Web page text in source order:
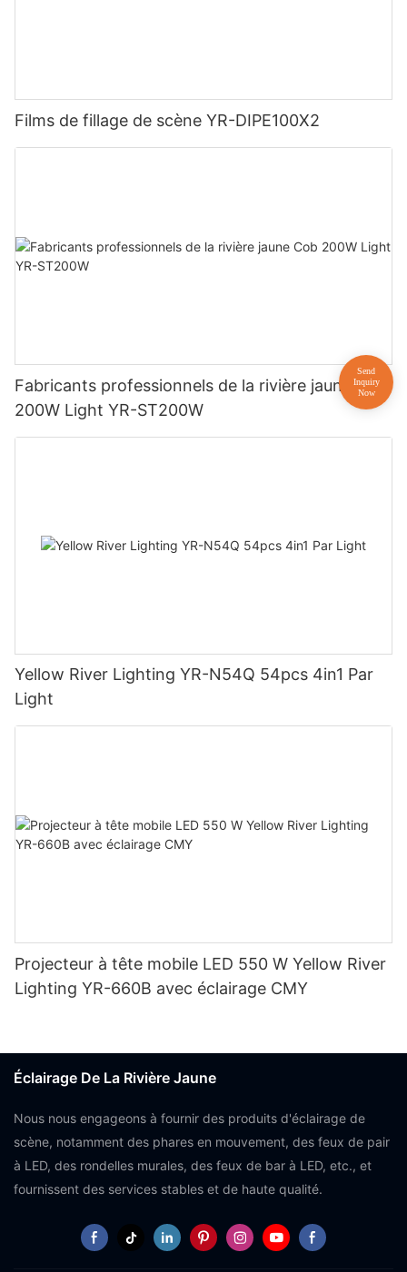
Films de fillage de scène YR-DIPE100X2
Fabricants professionnels de la rivière jaune Cob
200W Light YR-ST200W
Yellow River Lighting YR-N54Q 54pcs 4in1 Par
Light
Projecteur à tête mobile LED 550 W Yellow River
Lighting YR-660B avec éclairage CMY
Éclairage De La Rivière Jaune
Nous nous engageons à fournir des produits d'éclairage de
scène, notamment des phares en mouvement, des feux de pair
à LED, des rondelles murales, des feux de bar à LED, etc., et
fournissent des services stables et de haute qualité.